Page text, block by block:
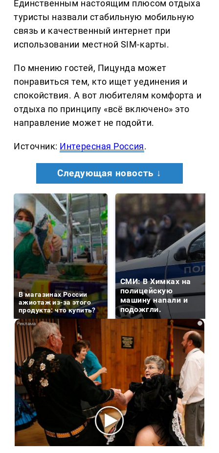
Единственным настоящим плюсом отдыха
туристы назвали стабильную мобильную
связь и качественный интернет при
использовании местной SIM-карты.
По мнению гостей, Пицунда может
понравиться тем, кто ищет уединения и
спокойствия. А вот любителям комфорта и
отдыха по принципу «всё включено» это
направление может не подойти.
Источник: Интересная Россия.
Следующая новость ↓
В магазинах России
ажиотаж из-за этого
продукта: что купить?
СМИ: В Химках на
полицейскую
машину напали и
подожгли.
i